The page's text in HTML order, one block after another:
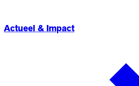
Actueel & Impact